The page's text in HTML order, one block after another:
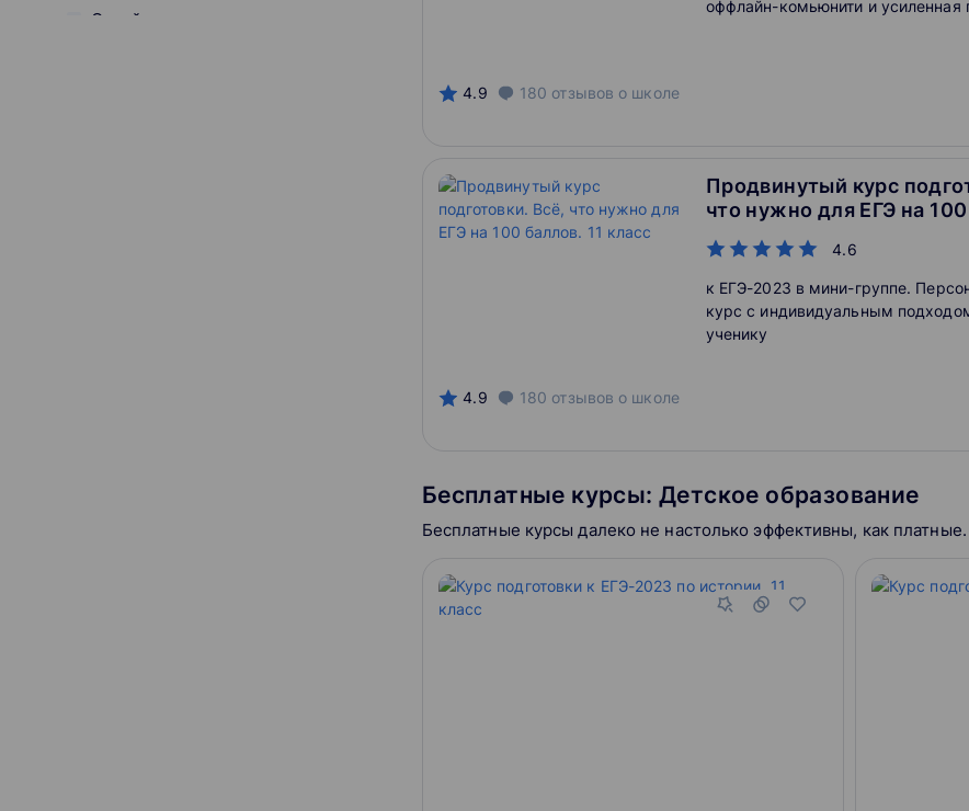
Онлайн
4.9 180 отзывов о школе
оффлайн-комьюнити и усиленная
4.9 180 отзывов о школе
Продвинутый курс
что нужно для ЕГЭ на 100
4.6
к ЕГЭ-2023 в мини-группе.
курс с индивидуальным
ученику
Бесплатные курсы: Детское образование
Бесплатные курсы далеко не настолько эффективны, как